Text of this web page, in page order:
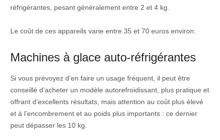
réfrigérantes, pesant généralement entre 2 et 4 kg.
Le coût de ces appareils varie entre 35 et 70 euros environ.
Machines à glace auto-réfrigérantes
Si vous prévoyez d’en faire un usage fréquent, il peut être
conseillé d’acheter un modèle autorefroidissant, plus pratique et
offrant d’excellents résultats, mais attention au coût plus élevé
et à l’encombrement et au poids plus importants : ce dernier
peut dépasser les 10 kg.